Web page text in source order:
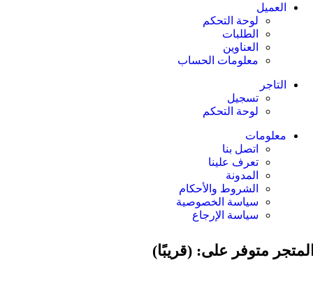
العميل
لوحة التحكم
الطلبات
العناوين
معلومات الحساب
التاجر
تسجيل
لوحة التحكم
معلومات
اتصل بنا
تعرف علينا
المدونة
الشروط والأحكام
سياسة الخصوصية
سياسة الإرجاع
متوفر على: (قريبًا)